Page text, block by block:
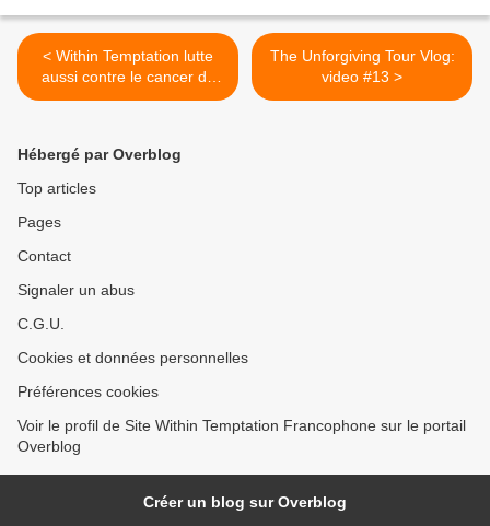
< Within Temptation lutte
aussi contre le cancer du
sein
The Unforgiving Tour Vlog:
video #13 >
Hébergé par Overblog
Top articles
Pages
Contact
Signaler un abus
C.G.U.
Cookies et données personnelles
Préférences cookies
Voir le profil de Site Within Temptation Francophone sur le portail
Overblog
Créer un blog sur Overblog